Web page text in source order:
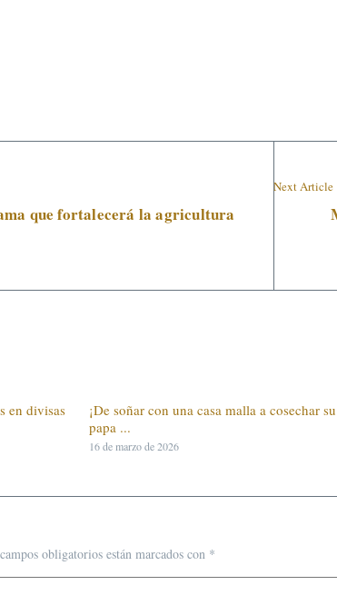
que fortalecerá la agricultura
Next Article
en divisas
¡De soñar con una casa malla a cosechar
papa ...
16 de marzo de 2026
obligatorios están marcados con *